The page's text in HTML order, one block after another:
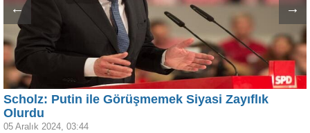
← →
Scholz: Putin ile Görüşmemek Siyasi Zayıflık
Olurdu
05 Aralık 2024, 03:44